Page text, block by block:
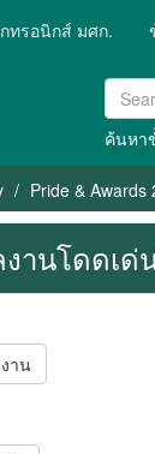
ทรอนิกส์ มศก.
ค้นหา
Pride &
านโดดเ
าน